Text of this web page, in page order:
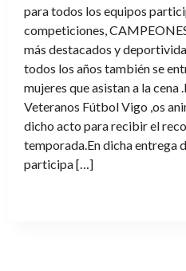
para todos los equipos
competiciones,
más destacados y
todos los años también se
mujeres que asistan a la
Veteranos Fútbol Vigo ,os
dicho acto para recibir el
temporada.En dicha entrega
participa […]